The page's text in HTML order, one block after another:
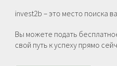
invest2b – это место поиска
Вы можете подать
свой путь к успеху прямо